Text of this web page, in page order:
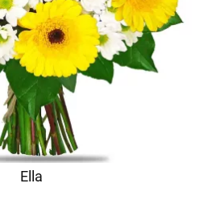
Ella